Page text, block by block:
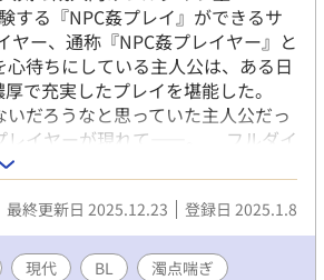
する『NPC姦プレイ』ができるサ
ー、通称『NPC姦プレイヤー』と
待ちにしている主人公は、ある日
厚で充実したプレイを堪能した。
だろうなと思っていた主人公だっ
レイヤーが現れて――。 フルダイ
でも現実でもヤりまくる話。本編
成分表：♡喘ぎ 攻め喘ぎ（軽
環視 攻め以外との絡み（挿入・
め 結腸責め 飲精（受け・攻め両
最終更新日 2025.12.23 登録日 2025.1.8
現代 BL 濁点喘ぎ